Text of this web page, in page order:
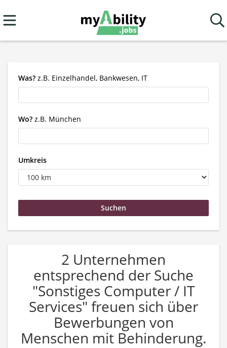
Was? z.B. Einzelhandel, Bankwesen, IT
Wo? z.B. München
Umkreis
2 Unternehmen
entsprechend der Suche
"Sonstiges Computer / IT
Services" freuen sich über
Bewerbungen von
Menschen mit Behinderung.